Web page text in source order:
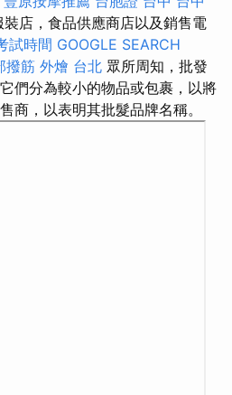
店，食品供應商店以及銷售電
試時間 GOOGLE SEARCH
撥筋 外燴 台北 眾所周知，批發
們分為較小的物品或包裹，以將
商，以表明其批髮品牌名稱。